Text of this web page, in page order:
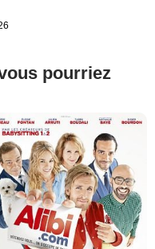
pourriez